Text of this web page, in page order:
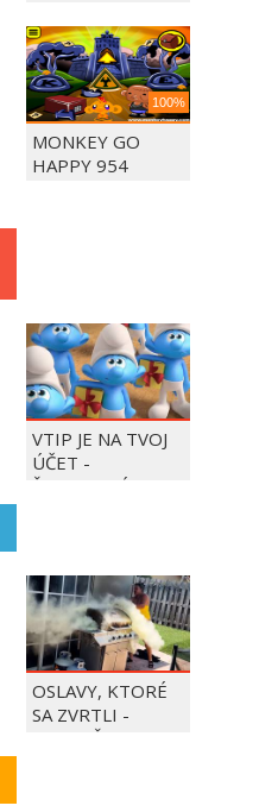
100%
MONKEY GO
HAPPY 954
VTIP JE NA TVOJ
ÚČET -
ŠMOULOVÉ
OSLAVY, KTORÉ
SA ZVRTLI -
NAJLEPŠIE